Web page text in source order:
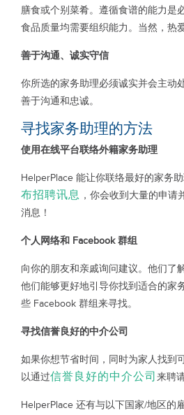
膳食或个别菜肴。遵循食谱的能力是
食品质量均需要组织能力。当然，热
善于沟通、诚实守信
你所选的家务助理必须诚实并会主动
善于沟通和忠诚。
寻找家务助理的方法
使用在线平台联络外籍家务助理
HelperPlace 能让你联络最好的家务
布招聘讯息 ，你会收到大量的申请
消息！
个人网络和 Facebook 群组
向你的朋友和亲戚询问建议。他们了
他们能够更好地引导你找到适合的家
些 Facebook 群组来寻找。
寻找信誉良好的中介公司
如果你想节省时间，同时为家人找到
以通过信誉良好的中介公司 来聘
HelperPlace 还有与以下国家/地区的